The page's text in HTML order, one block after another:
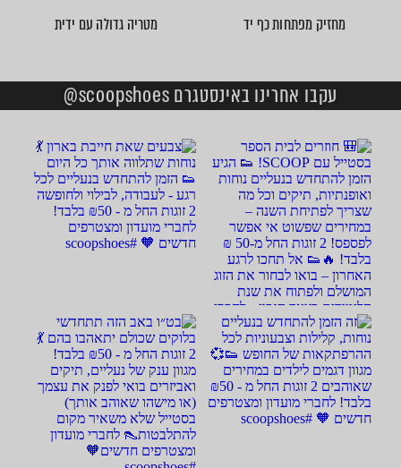
מחזיק מפתחות כף יד מטריה גדולה עם ידית
עקבו אחרינו באינסטגרם scoopshoes@